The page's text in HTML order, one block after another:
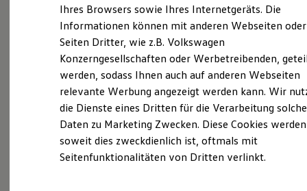
Digitales Bordbuch
Fahrerassistenz- und Sicherheitssysteme
Kontrollleuchten
Kurzfahrprofile und Ölverdünnung
Batterieverordnung
XTL-Dieselkraftstoff
Ersatzteile und Betriebsflüssigkeiten
Original Zubehör und Lifestyle Produkte
myVolkswagen
myVolkswagen Business
Elektrisch & Autonom
Unser Ansatz
UnsereService
Leistungen
Ihres Browsers sowie Ihres Internetgeräts. Die
Informationen können mit anderen Webseiten oder
Seiten Dritter, wie z.B. Volkswagen
Konzerngesellschaften oder Werbetreibenden,
werden, sodass Ihnen auch auf anderen Webseiten
relevante Werbung angezeigt werden kann. Wir
die Dienste eines Dritten für die Verarbeitung
Daten zu Marketing Zwecken. Diese Cookies
soweit dies zweckdienlich ist, oftmals mit
Seitenfunktionalitäten von Dritten verlinkt.